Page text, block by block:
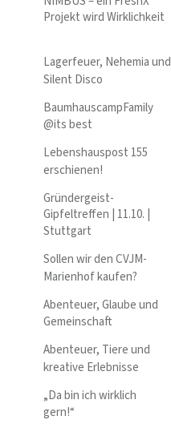
Projekt wird Wirklichkeit
Lagerfeuer, Nehemia und
Silent Disco
BaumhauscampFamily
@its best
Lebenshauspost 155
erschienen!
Gründergeist-
Gipfeltreffen | 11.10. |
Stuttgart
Sollen wir den CVJM-
Marienhof kaufen?
Abenteuer, Glaube und
Gemeinschaft
Abenteuer, Tiere und
kreative Erlebnisse
„Da bin ich wirklich
gern!“